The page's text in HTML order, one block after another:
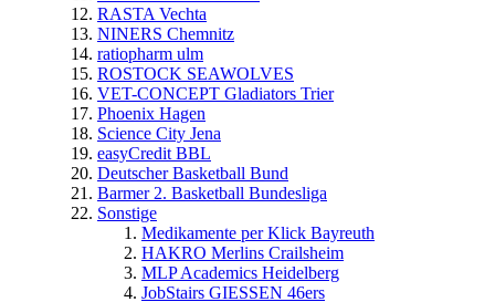
RASTA Vechta
NINERS Chemnitz
ratiopharm ulm
ROSTOCK SEAWOLVES
VET-CONCEPT Gladiators Trier
Phoenix Hagen
Science City Jena
easyCredit BBL
Deutscher Basketball Bund
Barmer 2. Basketball Bundesliga
Sonstige
Medikamente per Klick Bayreuth
HAKRO Merlins Crailsheim
MLP Academics Heidelberg
JobStairs GIESSEN 46ers